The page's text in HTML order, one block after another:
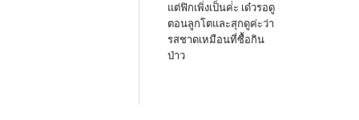
แต่ฟิกเพิ่งเป็นค่่ะ เด๋วรอดู
ตอนลูกโตและสุกดูค่ะว่า
รสชาดเหมือนที่ซื้อกิน
ป่าว